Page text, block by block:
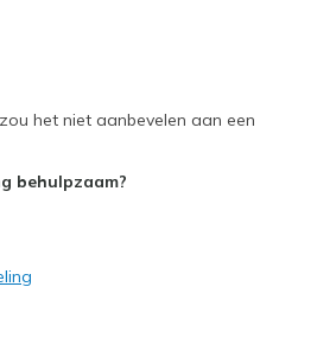
as the edges are hard
het niet aanbevelen aan een
behulpzaam?